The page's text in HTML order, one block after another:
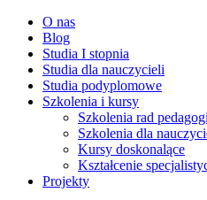
O nas
Blog
Studia I stopnia
Studia dla nauczycieli
Studia podyplomowe
Szkolenia i kursy
Szkolenia rad
Szkolenia dla
Kursy doskonalące
Kształcenie
Projekty